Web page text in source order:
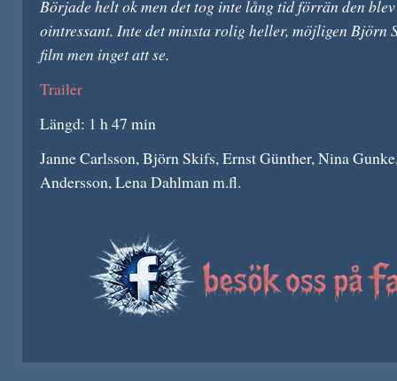
Började helt ok men det tog inte lång tid förrän den
ointressant. Inte det minsta rolig heller, möjligen Björn
film men inget att se.
Trailer
Längd: 1 h 47 min
Janne Carlsson, Björn Skifs, Ernst Günther, Nina
Andersson, Lena Dahlman m.fl.